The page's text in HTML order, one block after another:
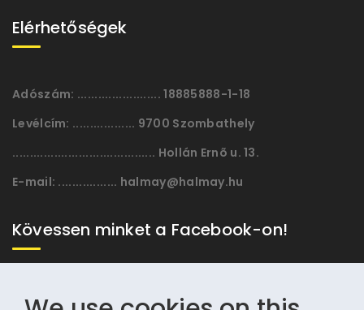
Elérhetőségek
Adószám: ........................ 18885888-1-18
Levélcím: .................. 9700 Szombathely
......................................... Hollán Ernõ u. 13.
E-mail: ................. halmay@halmay.hu
Kövessen minket a Facebook-on!